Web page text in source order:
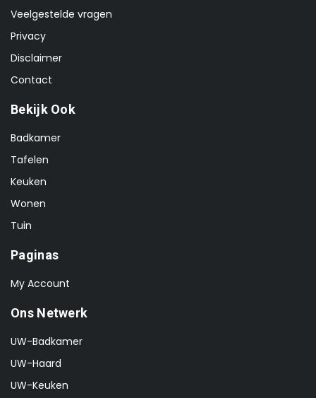
Veelgestelde vragen
Privacy
Disclaimer
Contact
Bekijk Ook
Badkamer
Tafelen
Keuken
Wonen
Tuin
Paginas
My Account
Ons Netwerk
UW-Badkamer
UW-Haard
UW-Keuken